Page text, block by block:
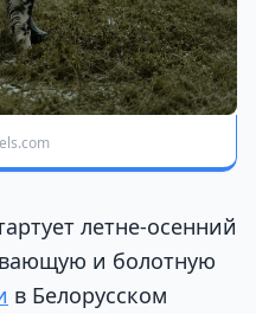
летне-осенний
и болотную
в Белорусском